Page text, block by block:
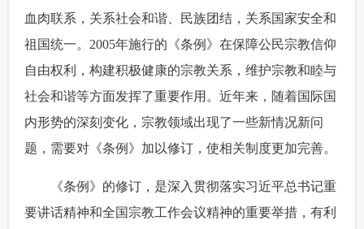
旅游 健康 信息化 数据
富媒体 摄影 新华广播
新华电视中文 新华电视英文 返回PC
血肉联系，关系社会和谐、民族团结，关系国家安全和
祖国统一。2005年施行的《条例》在保障公民宗教信仰
自由权利，构建积极健康的宗教关系，维护宗教和睦与
社会和谐等方面发挥了重要作用。近年来，随着国际国
内形势的深刻变化，宗教领域出现了一些新情况新问
题，需要对《条例》加以修订，使相关制度更加完善。
《条例》的修订，是深入贯彻落实习近平总书记重
要讲话精神和全国宗教工作会议精神的重要举措，有利